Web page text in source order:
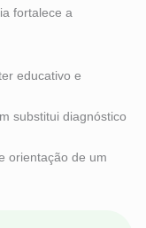
fortalece a
educativo e
substitui diagnóstico
orientação de um